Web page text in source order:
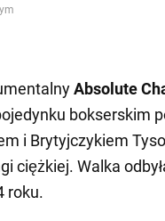
Absolute
bokserskim
i Brytyjczykiem
ciężkiej. Walka
roku.